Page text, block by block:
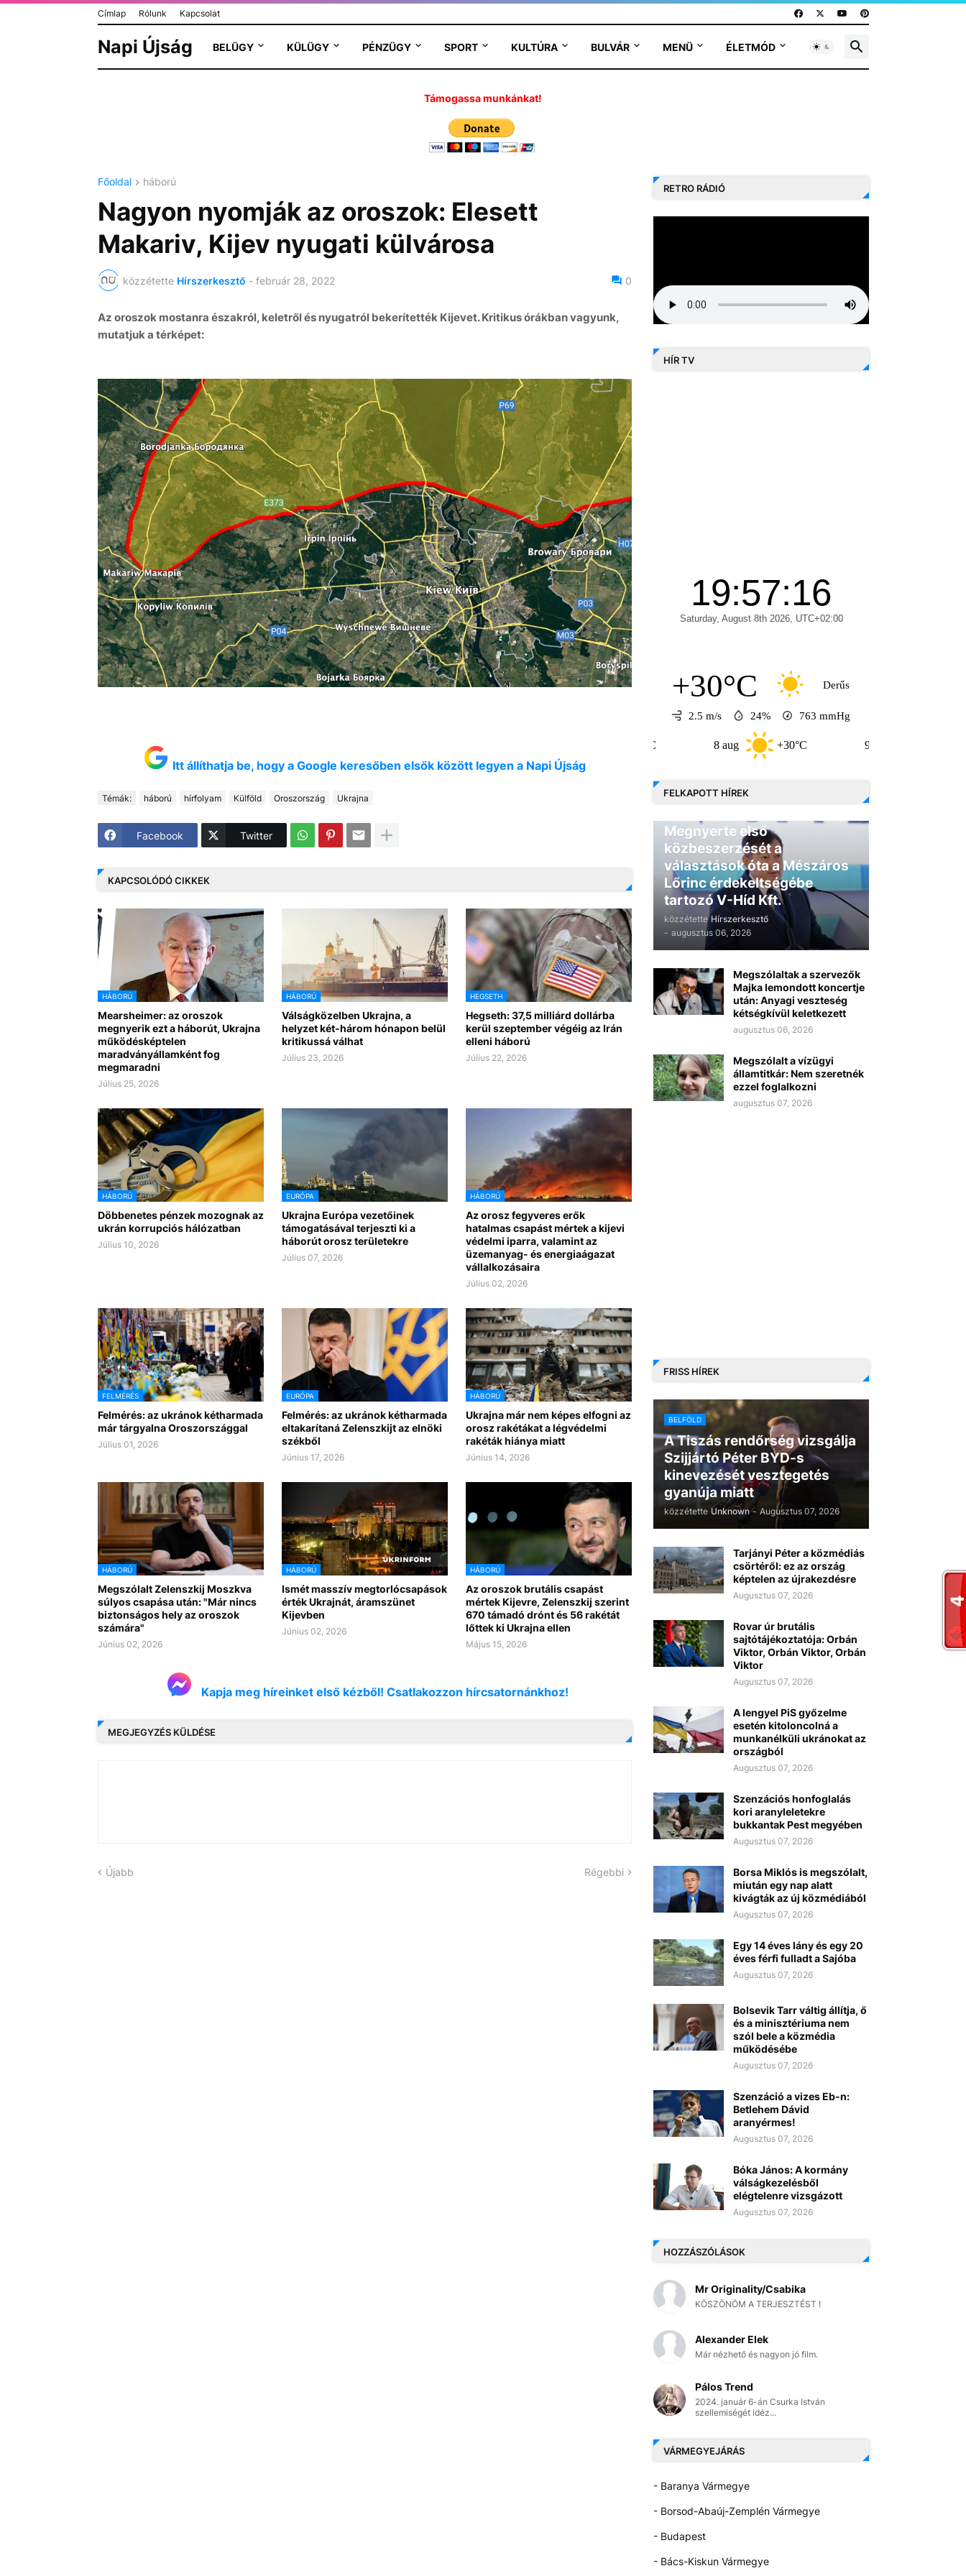
Címlap Rólunk Kapcsolat
Napi Újság BELÜGY KÜLÜGY PÉNZÜGY SPORT KULTÚRA BULVÁR MENÜ ÉLETMÓD
Támogassa munkánkat!
Főoldal háború
Nagyon nyomják az oroszok: Elesett
Makariv, Kijev nyugati külvárosa
közzétette Hírszerkesztő - február 28, 2022 0
Az oroszok mostanra északról, keletről és nyugatról bekerítették Kijevet. Kritikus órákban vagyunk,
mutatjuk a térképet:
Itt állíthatja be, hogy a Google keresőben elsők között legyen a Napi Újság
Témák: háború hírfolyam Külföld Oroszország Ukrajna
Facebook Twitter
KAPCSOLÓDÓ CIKKEK
HÁBORÚ
Mearsheimer: az oroszok
megnyerik ezt a háborút, Ukrajna
működésképtelen
maradványállamként fog
megmaradni
Július 25, 2026
HÁBORÚ
Válságközelben Ukrajna, a
helyzet két-három hónapon belül
kritikussá válhat
Július 23, 2026
HEGSETH
Hegseth: 37,5 milliárd dollárba
kerül szeptember végéig az Irán
elleni háború
Július 22, 2026
HÁBORÚ
Döbbenetes pénzek mozognak az
ukrán korrupciós hálózatban
Július 10, 2026
EURÓPA
Ukrajna Európa vezetőinek
támogatásával terjeszti ki a
háborút orosz területekre
Július 07, 2026
HÁBORÚ
Az orosz fegyveres erők
hatalmas csapást mértek a kijevi
védelmi iparra, valamint az
üzemanyag- és energiaágazat
vállalkozásaira
Július 02, 2026
FELMÉRÉS
Felmérés: az ukránok kétharmada
már tárgyalna Oroszországgal
Július 01, 2026
EURÓPA
Felmérés: az ukránok kétharmada
eltakarítaná Zelenszkijt az elnöki
székből
Június 17, 2026
HÁBORÚ
Ukrajna már nem képes elfogni az
orosz rakétákat a légvédelmi
rakéták hiánya miatt
Június 14, 2026
HÁBORÚ
Megszólalt Zelenszkij Moszkva
súlyos csapása után: "Már nincs
biztonságos hely az oroszok
számára"
Június 02, 2026
HÁBORÚ
Ismét masszív megtorlócsapások
érték Ukrajnát, áramszünet
Kijevben
Június 02, 2026
HÁBORÚ
Az oroszok brutális csapást
mértek Kijevre, Zelenszkij szerint
670 támadó drónt és 56 rakétát
lőttek ki Ukrajna ellen
Május 15, 2026
Kapja meg híreinket első kézből! Csatlakozzon hírcsatornánkhoz!
MEGJEGYZÉS KÜLDÉSE
Újabb Régebbi
RETRO RÁDIÓ
HÍR TV
+30°C Derűs
2.5 m/s 24% 763 mmHg
+30°C
FELKAPOTT HÍREK
Megnyerte első
közbeszerzését a
választások óta a Mészáros
Lőrinc érdekeltségébe
tartozó V-Híd Kft.
közzétette Hírszerkesztő
- augusztus 06, 2026
Megszólaltak a szervezők
Majka lemondott koncertje
után: Anyagi veszteség
kétségkívül keletkezett
augusztus 06, 2026
Megszólalt a vízügyi
államtitkár: Nem szeretnék
ezzel foglalkozni
augusztus 07, 2026
FRISS HÍREK
BELFÖLD
A Tiszás rendőrség vizsgálja
Szijjártó Péter BYD-s
kinevezését vesztegetés
gyanúja miatt
közzétette Unknown - Augusztus 07, 2026
Tarjányi Péter a közmédiás
csörtéről: ez az ország
képtelen az újrakezdésre
Augusztus 07, 2026
Rovar úr brutális
sajtótájékoztatója: Orbán
Viktor, Orbán Viktor, Orbán
Viktor
Augusztus 07, 2026
A lengyel PiS győzelme
esetén kitoloncolná a
munkanélküli ukránokat az
országból
Augusztus 07, 2026
Szenzációs honfoglalás
kori aranyleletekre
bukkantak Pest megyében
Augusztus 07, 2026
Borsa Miklós is megszólalt,
miután egy nap alatt
kivágták az új közmédiából
Augusztus 07, 2026
Egy 14 éves lány és egy 20
éves férfi fulladt a Sajóba
Augusztus 07, 2026
Bolsevik Tarr váltig állítja, ő
és a minisztériuma nem
szól bele a közmédia
működésébe
Augusztus 07, 2026
Szenzáció a vizes Eb-n:
Betlehem Dávid
aranyérmes!
Augusztus 07, 2026
Bóka János: A kormány
válságkezelésből
elégtelenre vizsgázott
Augusztus 07, 2026
HOZZÁSZÓLÁSOK
Mr Originality/Csabika
KÖSZÖNÖM A TERJESZTÉST !
Alexander Elek
Már nézhető és nagyon jó film.
Pálos Trend
2024. január 6-án Csurka István
szellemiségét idéz...
VÁRMEGYEJÁRÁS
- Baranya Vármegye
- Borsod-Abaúj-Zemplén Vármegye
- Budapest
- Bács-Kiskun Vármegye